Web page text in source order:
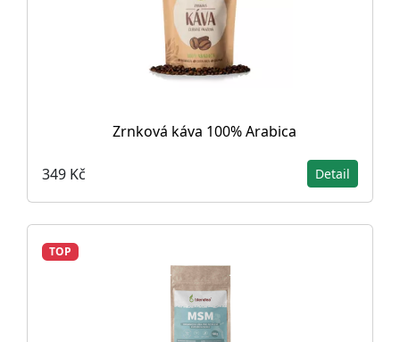
Zrnková káva 100% Arabica
349 Kč Detail
TOP